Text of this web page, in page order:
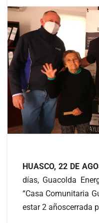
HUASCO, 22 DE
días, Guacolda
“Casa Comunitaria
estar 2 añoscerrada